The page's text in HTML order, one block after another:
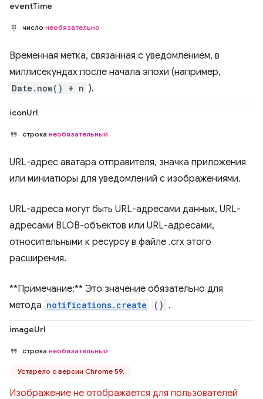
eventTime
число необязательно
Временная метка, связанная с уведомлением, в
миллисекундах после начала эпохи (например,
Date.now() + n ).
iconUrl
строка необязательный
URL-адрес аватара отправителя, значка приложения
или миниатюры для уведомлений с изображениями.
URL-адреса могут быть URL-адресами данных, URL-
адресами BLOB-объектов или URL-адресами,
относительными к ресурсу в файле .crx этого
расширения.
**Примечание:** Это значение обязательно для
метода notifications.create () .
imageUrl
строка необязательный
Устарело с версии Chrome 59.
Изображение не отображается для пользователей